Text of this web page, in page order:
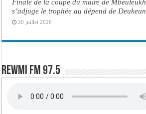
Finale de la coupe du maire de
s’adjuge le trophée au dépend de
20 juillet 2026
Rewmi FM 97.5